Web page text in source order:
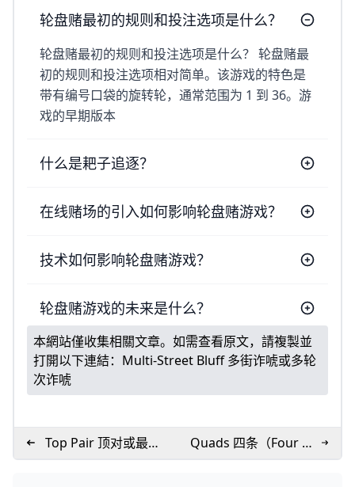
轮盘赌最初的规则和投注选项是什么？
轮盘赌最初的规则和投注选项是什么？ 轮盘赌最
初的规则和投注选项相对简单。该游戏的特色是
带有编号口袋的旋转轮，通常范围为 1 到 36。游
戏的早期版本
什么是耙子追逐？
在线赌场的引入如何影响轮盘赌游戏？
技术如何影响轮盘赌游戏？
轮盘赌游戏的未来是什么？
本網站僅收集相關文章。如需查看原文，請複製並
打開以下連結： Multi-Street Bluff 多街诈唬或多轮
次诈唬
Top Pair 顶对或最高
数值的对子
Quads 四条（Four of
a Kind）的简称